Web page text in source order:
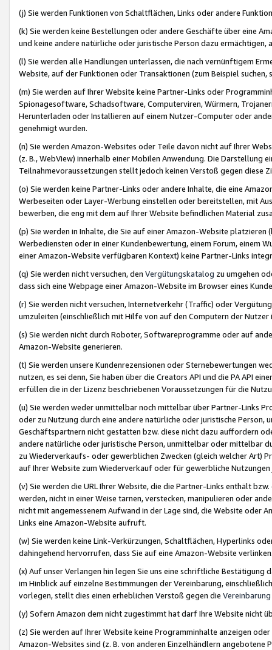
(j) Sie werden Funktionen von Schaltflächen, Links oder andere
(k) Sie werden keine Bestellungen oder andere Geschäfte über eine
und keine andere natürliche oder juristische Person dazu
(l) Sie werden alle Handlungen unterlassen, die nach vernünftigem
Website, auf der Funktionen oder Transaktionen (zum Beispiel
(m) Sie werden auf Ihrer Website keine Partner-Links oder
Spionagesoftware, Schadsoftware, Computerviren, Würmern,
Herunterladen oder Installieren auf einem Nutzer-Computer oder
genehmigt wurden.
(n) Sie werden Amazon-Websites oder Teile davon nicht auf Ihrer
(z. B., WebView) innerhalb einer Mobilen Anwendung. Die Darstellung
Teilnahmevoraussetzungen stellt jedoch keinen Verstoß gegen diese
(o) Sie werden keine Partner-Links oder andere Inhalte, die eine
Werbeseiten oder Layer-Werbung einstellen oder bereitstellen, mit
bewerben, die eng mit dem auf Ihrer Website befindlichen Material
(p) Sie werden in Inhalte, die Sie auf einer Amazon-Website
Werbediensten oder in einer Kundenbewertung, einem Forum, einem
einer Amazon-Website verfügbaren Kontext) keine Partner-Links
(q) Sie werden nicht versuchen, den Vergütungskatalog zu umgehen
dass sich eine Webpage einer Amazon-Website im Browser eines
(r) Sie werden nicht versuchen, Internetverkehr (Traffic) oder
umzuleiten (einschließlich mit Hilfe von auf den Computern der
(s) Sie werden nicht durch Roboter, Softwareprogramme oder auf
Amazon-Website generieren.
(t) Sie werden unsere Kundenrezensionen oder Sternebewertungen
nutzen, es sei denn, Sie haben über die Creators API und die PA API
erfüllen die in der Lizenz beschriebenen Voraussetzungen für die
(u) Sie werden weder unmittelbar noch mittelbar über Partner-Links
oder zu Nutzung durch eine andere natürliche oder juristische
Geschäftspartnern nicht gestatten bzw. diese nicht dazu auffordern
andere natürliche oder juristische Person, unmittelbar oder mittelbar
zu Wiederverkaufs- oder gewerblichen Zwecken (gleich welcher Art)
auf Ihrer Website zum Wiederverkauf oder für gewerbliche
(v) Sie werden die URL Ihrer Website, die die Partner-Links enthält
werden, nicht in einer Weise tarnen, verstecken, manipulieren oder
nicht mit angemessenem Aufwand in der Lage sind, die Website oder
Links eine Amazon-Website aufruft.
(w) Sie werden keine Link-Verkürzungen, Schaltflächen, Hyperlinks
dahingehend hervorrufen, dass Sie auf eine Amazon-Website
(x) Auf unser Verlangen hin legen Sie uns eine schriftliche
im Hinblick auf einzelne Bestimmungen der Vereinbarung,
vorlegen, stellt dies einen erheblichen Verstoß gegen die Vereinbarung
(y) Sofern Amazon dem nicht zugestimmt hat darf Ihre Website nicht
(z) Sie werden auf Ihrer Website keine Programminhalte anzeigen
Amazon-Websites sind (z. B. von anderen Einzelhändlern